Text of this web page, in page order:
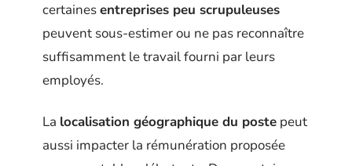
certainesentreprises peu scrupuleuses
peuvent sous-estimer ou ne pas reconnaître
suffisamment le travail fourni par leurs
employés.
La localisation géographique du poste peut
aussi impacter la rémunération proposée